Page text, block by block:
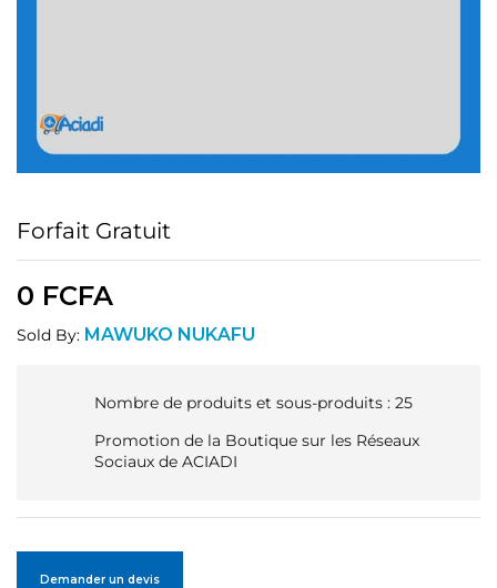
Forfait Gratuit
0 FCFA
Sold By: MAWUKO NUKAFU
Nombre de produits et sous-produits : 25
Promotion de la Boutique sur les Réseaux
Sociaux de ACIADI
Demander un devis